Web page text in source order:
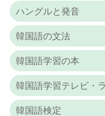
ハングルと発音
韓国語の文法
韓国語学習の本
韓国語学習テレビ・
韓国語検定